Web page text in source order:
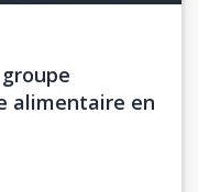
alimentaire en